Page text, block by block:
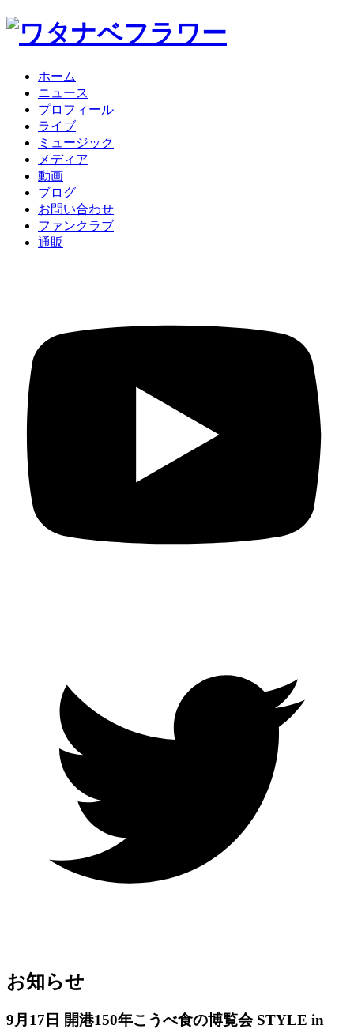
ホーム
ニュース
プロフィール
ライブ
ミュージック
メディア
動画
ブログ
お問い合わせ
ファンクラブ
通販
お知らせ
9月17日 開港150年こうべ食の博覧会 STYLE in